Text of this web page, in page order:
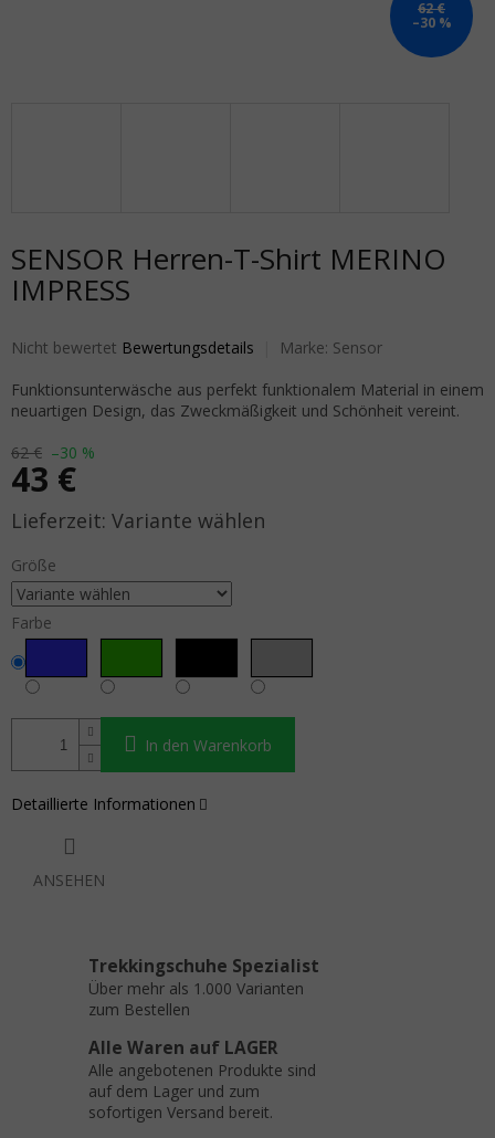
62 €
–30 %
SENSOR Herren-T-Shirt MERINO
IMPRESS
Die durchschnittliche Produktbewertung ist 0,0 von 5 Sternen.
Nicht bewertet Bewertungsdetails Marke: Sensor
62 € –30 %
43 €
Verkaufspreis: Variante wählen
Größe
Farbe
In den Warenkorb
Funktionsunterwäsche aus perfekt funktionalem Material in einem
neuartigen Design, das Zweckmäßigkeit und Schönheit vereint.
Detaillierte Informationen
ANSEHEN
Trekkingschuhe Spezialist
Über mehr als 1.000 Varianten
zum Bestellen
Alle Waren auf LAGER
Alle angebotenen Produkte sind
auf dem Lager und zum
sofortigen Versand bereit.